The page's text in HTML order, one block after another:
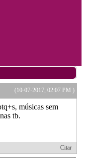
(10-07-2017, 02:07 PM )
músicas sem
tb.
Citar